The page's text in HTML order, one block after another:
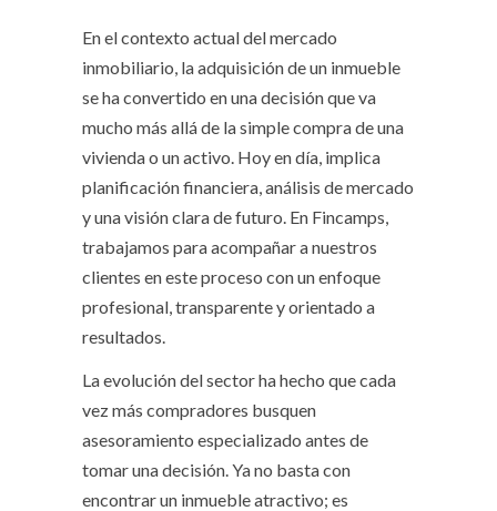
En el contexto actual del mercado
inmobiliario, la adquisición de un inmueble
se ha convertido en una decisión que va
mucho más allá de la simple compra de una
vivienda o un activo. Hoy en día, implica
planificación financiera, análisis de mercado
y una visión clara de futuro. En Fincamps,
trabajamos para acompañar a nuestros
clientes en este proceso con un enfoque
profesional, transparente y orientado a
resultados.
La evolución del sector ha hecho que cada
vez más compradores busquen
asesoramiento especializado antes de
tomar una decisión. Ya no basta con
encontrar un inmueble atractivo; es